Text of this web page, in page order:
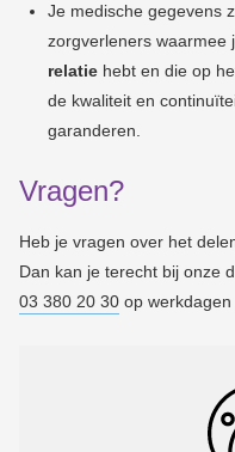
Je medische gegevens
zorgverleners waarmee
relatie hebt en die op
de kwaliteit en
garanderen.
Vragen?
Heb je vragen over het
Dan kan je terecht bij onze
03 380 20 30 op werkdagen